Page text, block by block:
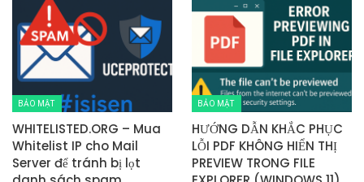
BẢO MẬT
WHITELISTED.ORG – Mua
Whitelist IP cho Mail
Server để tránh bị lọt
BẢO MẬT
HƯỚNG DẪN KHẮC PHỤC
LỖI PDF KHÔNG HIỂN THỊ
PREVIEW TRONG FILE